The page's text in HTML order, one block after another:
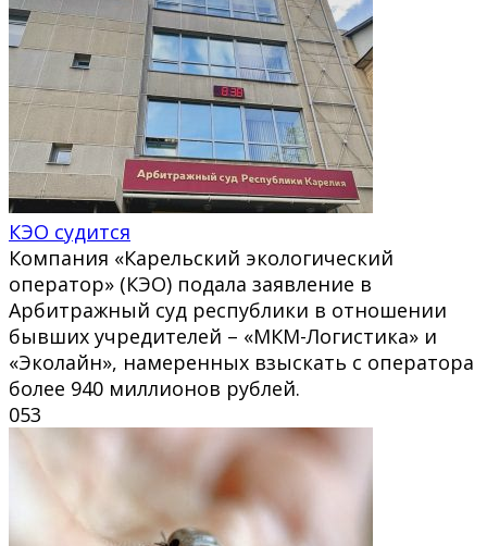
КЭО судится
Компания «Карельский экологический
оператор» (КЭО) подала заявление в
Арбитражный суд республики в отношении
бывших учредителей – «МКМ-Логистика» и
«Эколайн», намеренных взыскать с оператора
более 940 миллионов рублей.
053